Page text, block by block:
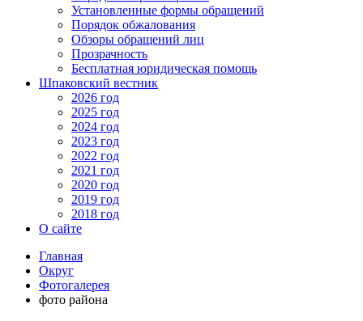
Установленные формы обращений
Порядок обжалования
Обзоры обращений лиц
Прозрачность
Бесплатная юридическая помощь
Шпаковский вестник
2026 год
2025 год
2024 год
2023 год
2022 год
2021 год
2020 год
2019 год
2018 год
О сайте
Главная
Округ
Фотогалерея
фото района